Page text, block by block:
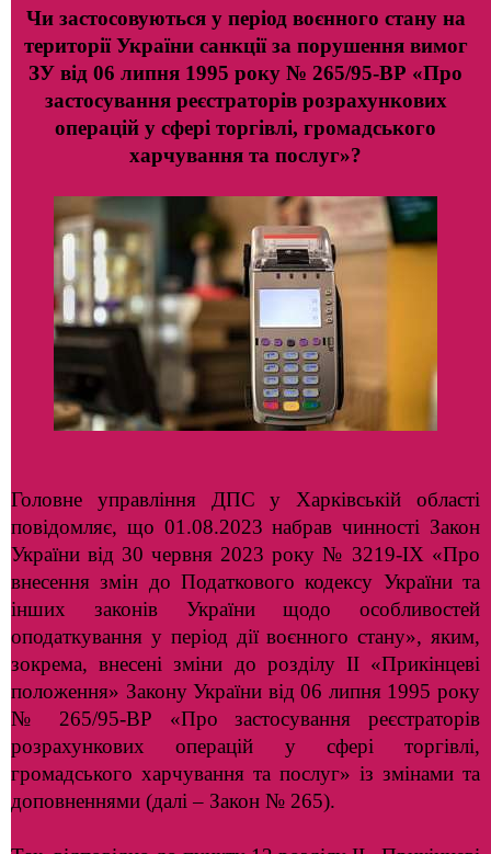
Чи застосовуються у період воєнного стану на
території України санкції за порушення вимог
ЗУ від 06 липня 1995 року № 265/95-ВР «Про
застосування реєстраторів розрахункових
операцій у сфері торгівлі, громадського
харчування та послуг»?
Головне управління ДПС у Харківській області
повідомляє, що 01.08.2023 набрав чинності Закон
України від 30 червня 2023 року № 3219-ІХ «Про
внесення змін до Податкового кодексу України та
інших законів України щодо особливостей
оподаткування у період дії воєнного стану», яким,
зокрема, внесені зміни до розділу ІІ «Прикінцеві
положення» Закону України від 06 липня 1995 року
№ 265/95-ВР «Про застосування реєстраторів
розрахункових операцій у сфері торгівлі,
громадського харчування та послуг» із змінами та
доповненнями (далі – Закон № 265).